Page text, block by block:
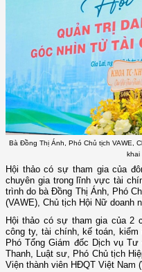
Bà Đồng Thị Ánh, Phó Chủ tịch VAWE,
khai
Hội thảo có sự tham gia của
chuyên gia trong lĩnh vực tài
trình do bà Đồng Thị Ánh, Phó
(VAWE), Chủ tịch Hội Nữ doanh
Hội thảo có sự tham gia của 2
công ty, tài chính, kế toán,
Phó Tổng Giám đốc Dịch vụ
Thanh, Luật sư, Phó Chủ tịch
Viện thành viên HĐQT Việt Nam